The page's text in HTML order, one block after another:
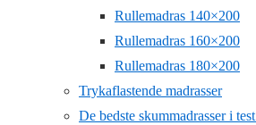
Rullemadras 140×200
Rullemadras 160×200
Rullemadras 180×200
Trykaflastende madrasser
De bedste skummadrasser i